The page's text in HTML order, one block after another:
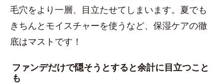
毛穴をより一層、目立たせてしまいます。夏でも
きちんとモイスチャーを使うなど、保湿ケアの徹
底はマストです！
ファンデだけで隠そうとすると余計に目立つこと
も